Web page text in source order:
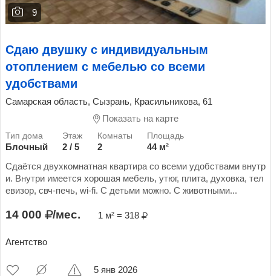
9
Сдаю двушку с индивидуальным
отоплением с мебелью со всеми
удобствами
Самарская область, Сызрань, Красильникова, 61
Показать на карте
Блочный 2 / 5 2
44 м²
Сдаётся двухкомнатная квартира со всеми удобствами внутр
и. Внутри имеется хорошая мебель, утюг, плита, духовка, тел
евизор, свч-печь, wi-fi. С детьми можно. С животными...
14 000 /мес. 1 м² = 318
Агентство
5 янв 2026